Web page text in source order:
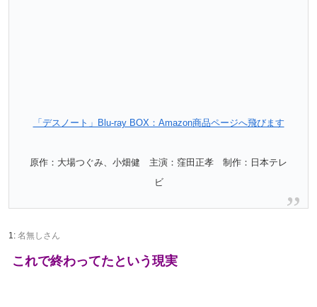
「デスノート」Blu-ray BOX：Amazon商品ページへ飛びます
原作：大場つぐみ、小畑健 主演：窪田正孝 制作：日本テレ
ビ
1: 名無しさん
これで終わってたという現実